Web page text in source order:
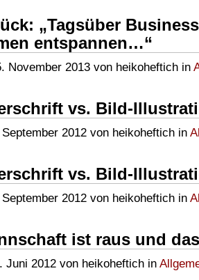
„Tagsüber
entspannen…“
November 2013 von heikoheftich in
vs. Bild-
2012 von heikoheftich in
vs. Bild-
2012 von heikoheftich in
ist raus und
Juni 2012 von heikoheftich in